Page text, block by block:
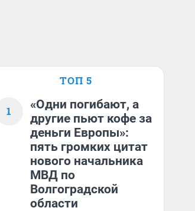
ТОП 5
1
«Одни погибают, а
другие пьют кофе за
деньги Европы»:
пять громких цитат
нового начальника
МВД по
Волгоградской
области